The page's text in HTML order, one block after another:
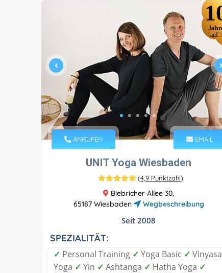
auf
ANRUFEN EMAIL
UNIT Yoga Wiesbaden
(4,9 Punktzahl)
Biebricher Allee 30,
65187 Wiesbaden
Wegbeschreibung
Seit 2008
SPEZIALITÄT:
✓ Personal Training ✓ Yoga Basic ✓ Vinyasa
Yoga ✓ Yin ✓ Ashtanga ✓ Hatha Yoga ✓